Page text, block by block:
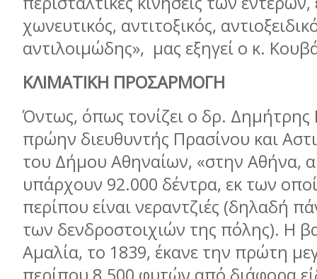
χωνευτικός, αντιτοξικός,
αντιλοιμώδης», μας εξηγεί ο κ.
ΚΛΙΜΑΤΙΚΗ ΠΡΟΣΑΡΜΟΓΗ
Όντως, όπως τονίζει ο δρ. Δημήτρης
πρώην διευθυντής Πρασίνου και
του Δήμου Αθηναίων, «στην Αθήνα,
υπάρχουν 92.000 δέντρα, εκ των
περίπου είναι νεραντζιές (δηλαδή
των δενδροστοιχιών της πόλης). Η
Αμαλία, το 1839, έκανε την πρώτη